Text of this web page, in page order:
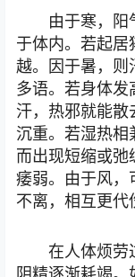
由于寒，阳
于体内。若起
越。因于暑，则
多语。若身体发
汗，热邪就能散
沉重。若湿热相
而出现短缩或
痿弱。由于风，
不离，相互更代
在人体烦劳